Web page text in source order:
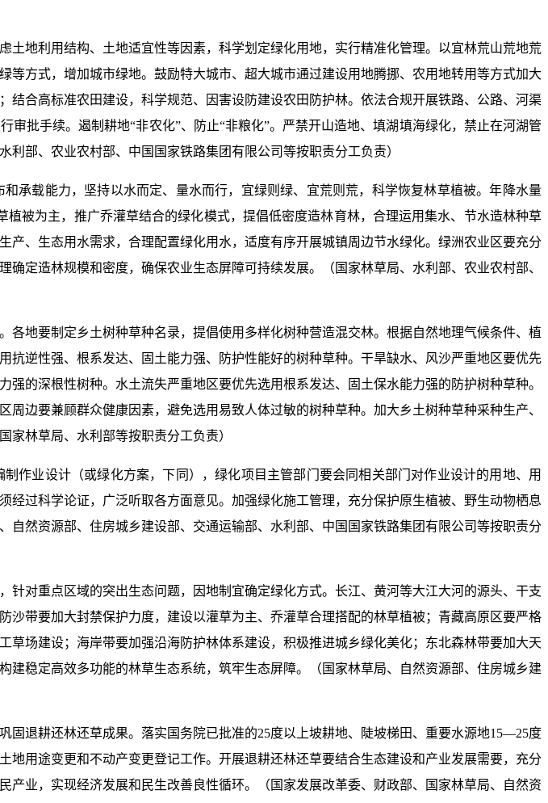
土地利用结构、土地适宜性等因素，科学划定绿化用地，实行精准化管理。以宜林荒山荒地荒
方式，增加城市绿地。鼓励特大城市、超大城市通过建设用地腾挪、农用地转用等方式加大
合高标准农田建设，科学规范、因害设防建设农田防护林。依法合规开展铁路、公路、河渠
批手续。遏制耕地“非农化”、防止“非粮化”。严禁开山造地、填湖填海绿化，禁止在河湖管
部、农业农村部、中国国家铁路集团有限公司等按职责分工负责）
承载能力，坚持以水而定、量水而行，宜绿则绿、宜荒则荒，科学恢复林草植被。年降水量
被为主，推广乔灌草结合的绿化模式，提倡低密度造林育林，合理运用集水、节水造林种草
、生态用水需求，合理配置绿化用水，适度有序开展城镇周边节水绿化。绿洲农业区要充分
定造林规模和密度，确保农业生态屏障可持续发展。（国家林草局、水利部、农业农村部、
各地要制定乡土树种草种名录，提倡使用多样化树种营造混交林。根据自然地理气候条件、植
逆性强、根系发达、固土能力强、防护性能好的树种草种。干旱缺水、风沙严重地区要优先
的深根性树种。水土流失严重地区要优先选用根系发达、固土保水能力强的防护树种草种。
边要兼顾群众健康因素，避免选用易致人体过敏的树种草种。加大乡土树种草种采种生产、
林草局、水利部等按职责分工负责）
作业设计（或绿化方案，下同），绿化项目主管部门要会同相关部门对作业设计的用地、用
过科学论证，广泛听取各方面意见。加强绿化施工管理，充分保护原生植被、野生动物栖息
然资源部、住房城乡建设部、交通运输部、水利部、中国国家铁路集团有限公司等按职责分
针对重点区域的突出生态问题，因地制宜确定绿化方式。长江、黄河等大江大河的源头、干支
带要加大封禁保护力度，建设以灌草为主、乔灌草合理搭配的林草植被；青藏高原区要严格
场建设；海岸带要加强沿海防护林体系建设，积极推进城乡绿化美化；东北森林带要加大天
稳定高效多功能的林草生态系统，筑牢生态屏障。（国家林草局、自然资源部、住房城乡建
固退耕还林还草成果。落实国务院已批准的25度以上坡耕地、陡坡梯田、重要水源地15—25度
用途变更和不动产变更登记工作。开展退耕还林还草要结合生态建设和产业发展需要，充分
业，实现经济发展和民生改善良性循环。（国家发展改革委、财政部、国家林草局、自然资